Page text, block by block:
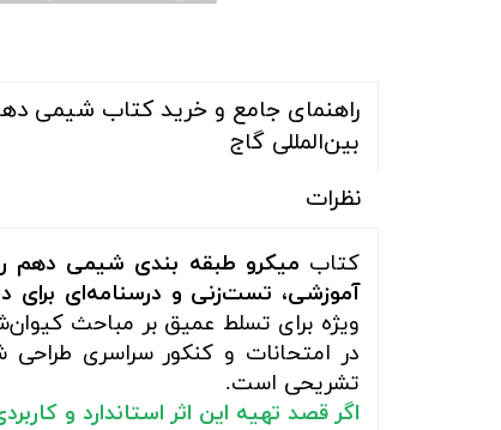
راهنمای جامع و خرید کتاب شیمی
بین‌المللی گاج
نظرات
کتاب میکرو طبقه بندی شیمی دهم
آموزشی، تست‌زنی و درسنامه‌ای برای
ویژه برای تسلط عمیق بر مباحث
در امتحانات و کنکور سراسری طراحی
تشریحی است.
اگر قصد تهیه این اثر استاندارد و